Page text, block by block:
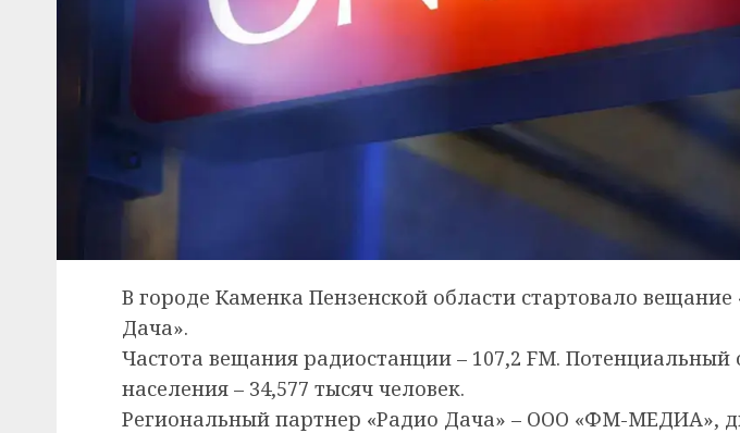
В городе Каменка Пензенской области стартовало вещание
Дача».
Частота вещания радиостанции – 107,2 FM. Потенциальный
населения – 34,577 тысяч человек.
Региональный партнер «Радио Дача» – ООО «ФМ-МЕДИА»,